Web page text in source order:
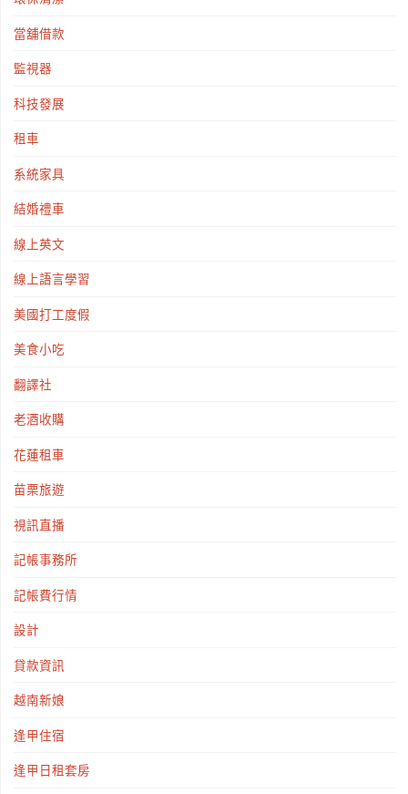
當舖借款
監視器
科技發展
租車
系統家具
結婚禮車
線上英文
線上語言學習
美國打工度假
美食小吃
翻譯社
老酒收購
花蓮租車
苗栗旅遊
視訊直播
記帳事務所
記帳費行情
設計
貸款資訊
越南新娘
逢甲住宿
逢甲日租套房